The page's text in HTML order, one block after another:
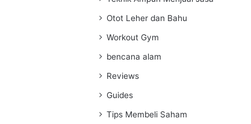
Otot Leher dan Bahu
Workout Gym
bencana alam
Reviews
Guides
Tips Membeli Saham